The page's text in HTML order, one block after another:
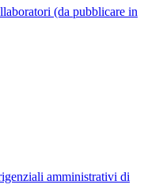
(da pubblicare in
amministrativi di